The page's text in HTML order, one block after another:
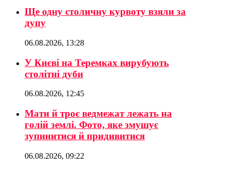
Ще одну столичну курвоту взяли за
дупу
06.08.2026, 13:28
У Києві на Теремках вирубують
столітні дуби
06.08.2026, 12:45
Мати й троє ведмежат лежать на
голій землі. Фото, яке змушує
зупинитися й придивитися
06.08.2026, 09:22